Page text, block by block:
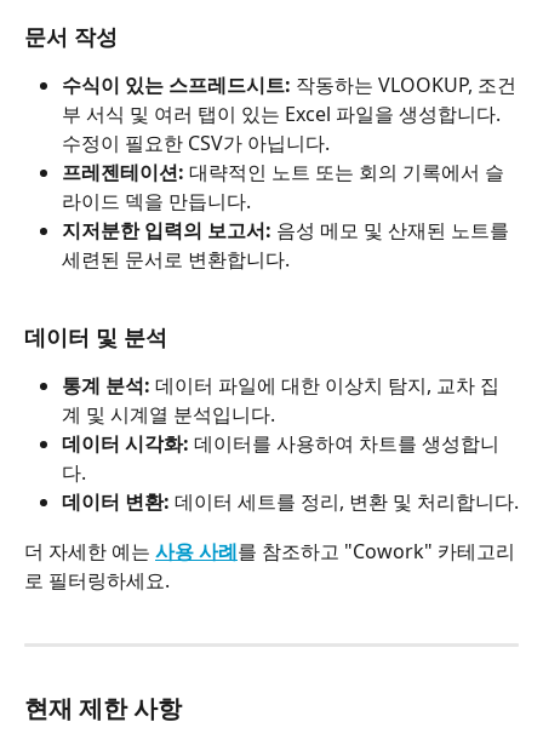
문서 작성
수식이 있는 스프레드시트: 작동하는 VLOOKUP, 조건
부 서식 및 여러 탭이 있는 Excel 파일을 생성합니다.
수정이 필요한 CSV가 아닙니다.
프레젠테이션: 대략적인 노트 또는 회의 기록에서 슬
라이드 덱을 만듭니다.
지저분한 입력의 보고서: 음성 메모 및 산재된 노트를
세련된 문서로 변환합니다.
데이터 및 분석
통계 분석: 데이터 파일에 대한 이상치 탐지, 교차 집
계 및 시계열 분석입니다.
데이터 시각화: 데이터를 사용하여 차트를 생성합니
다.
데이터 변환: 데이터 세트를 정리, 변환 및 처리합니다.
더 자세한 예는 사용 사례를 참조하고 "Cowork" 카테고리
로 필터링하세요.
현재 제한 사항